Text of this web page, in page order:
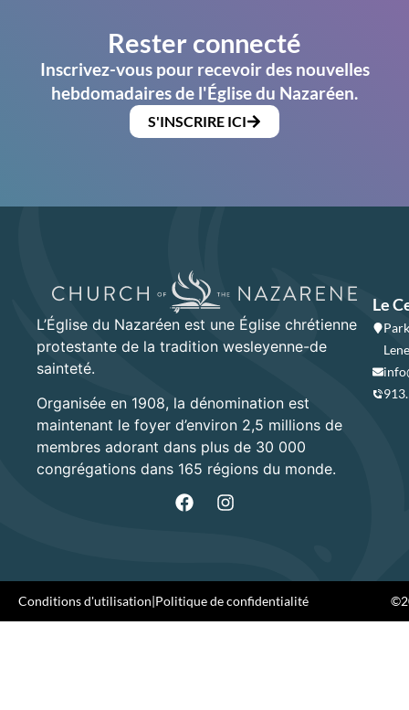
Rester connecté
Inscrivez-vous pour recevoir des nouvelles
hebdomadaires de l'Église du Nazaréen.
S'INSCRIRE ICI
L’Église du Nazaréen est une Église chrétienne
protestante de la tradition wesleyenne-de
sainteté.
Organisée en 1908, la dénomination est
maintenant le foyer d’environ 2,5 millions de
membres adorant dans plus de 30 000
congrégations dans 165 régions du monde.
Le
Conditions d'utilisation|Politique de confidentialité